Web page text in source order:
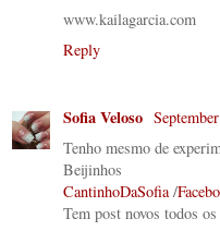
www.kailagarcia.com
Reply
Sofia Veloso
Tenho mesmo de
Beijinhos
CantinhoDaSofia/
Tem post novos todos os